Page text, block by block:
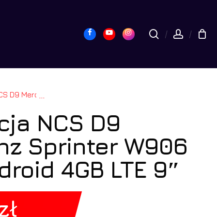
search
FacebookYoutubeInstagram
2019 Android 4GB LTE 9″ ...
NCS D9
Sprinter W906
4GB LTE 9″